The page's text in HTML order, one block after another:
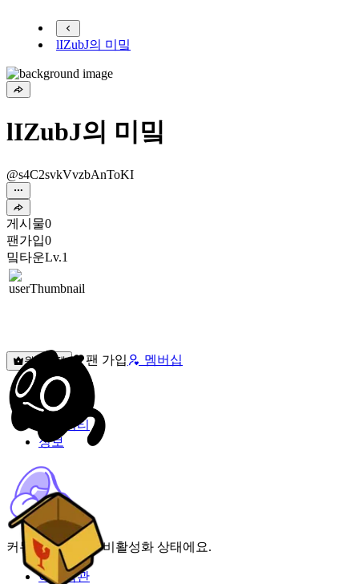
lIZubJ의 미밐
lIZubJ의 미밐
@s4C2svkVvzbAnToKI
게시물0
팬가입0
밐타운Lv.1
원픽선택 팬 가입 멤버십
밐타운
피드
커뮤니티
정보
커뮤니티 기능이 비활성화 상태에요.
이용약관